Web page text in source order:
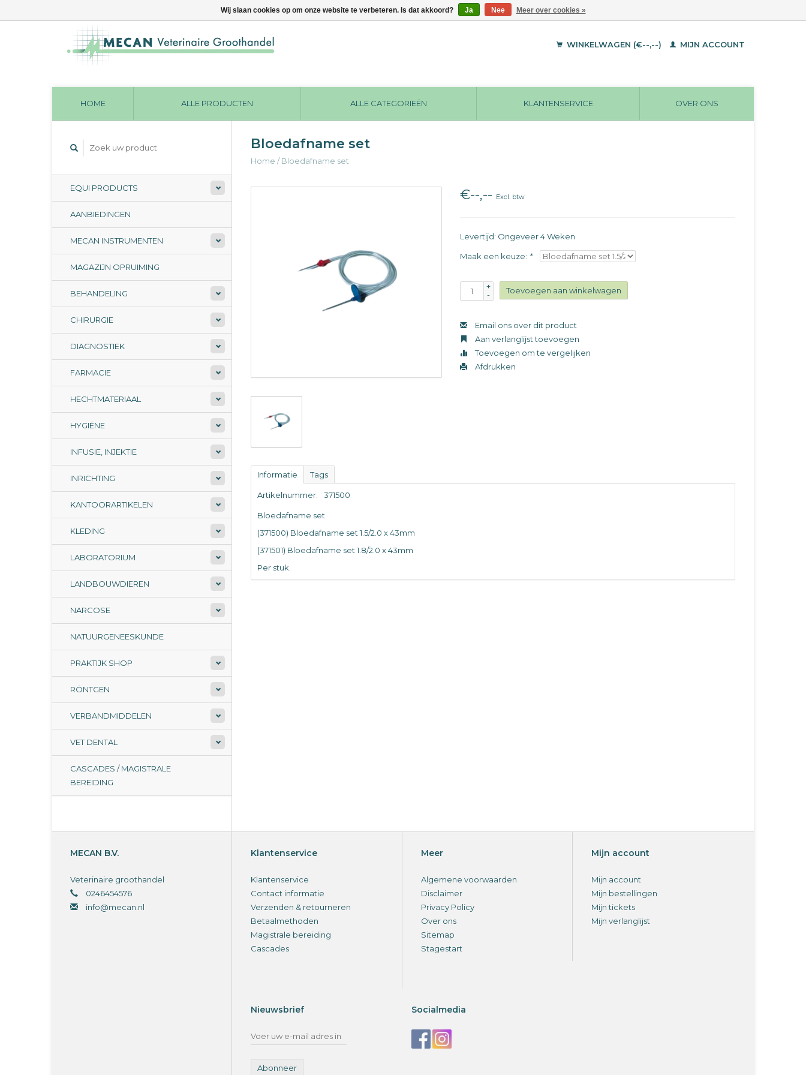
WINKELWAGEN (€--,--) MIJN ACCOUNT
HOME ALLE PRODUCTEN ALLE CATEGORIEËN KLANTENSERVICE OVER ONS
EQUI PRODUCTS
AANBIEDINGEN
MECAN INSTRUMENTEN
MAGAZIJN OPRUIMING
BEHANDELING
CHIRURGIE
DIAGNOSTIEK
FARMACIE
HECHTMATERIAAL
HYGIËNE
INFUSIE, INJEKTIE
INRICHTING
KANTOORARTIKELEN
KLEDING
LABORATORIUM
LANDBOUWDIEREN
NARCOSE
NATUURGENEESKUNDE
PRAKTIJK SHOP
RÖNTGEN
VERBANDMIDDELEN
VET DENTAL
CASCADES / MAGISTRALE
BEREIDING
Bloedafname set
Home /Bloedafname set
€--,-- Excl. btw
Levertijd: Ongeveer 4 Weken
Maak een keuze: *
+
-
Toevoegen aan winkelwagen
Email ons over dit product
Aan verlanglijst toevoegen
Toevoegen om te vergelijken
Afdrukken
Informatie Tags
Artikelnummer: 371500
Bloedafname set
(371500) Bloedafname set 1.5/2.0 x 43mm
(371501) Bloedafname set 1.8/2.0 x 43mm
Per stuk.
MECAN B.V.
Veterinaire groothandel
0246454576
info@mecan.nl
Klantenservice
Klantenservice
Contact informatie
Verzenden & retourneren
Betaalmethoden
Magistrale bereiding
Cascades
Meer
Algemene voorwaarden
Disclaimer
Privacy Policy
Over ons
Sitemap
Stagestart
Mijn account
Mijn account
Mijn bestellingen
Mijn tickets
Mijn verlanglijst
Nieuwsbrief
Abonneer
Socialmedia
Wij slaan cookies op om onze website te verbeteren. Is dat akkoord? Ja Nee Meer over cookies »